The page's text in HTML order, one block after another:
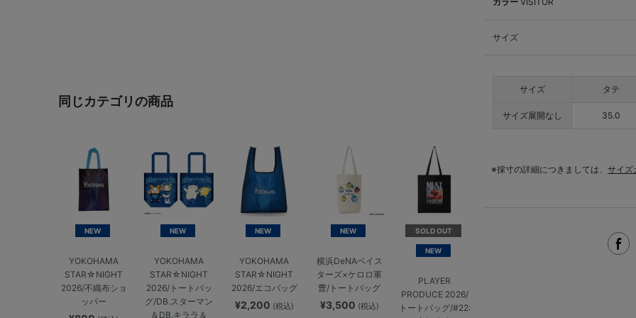
同じカテゴリの商品
NEW
YOKOHAMA
STAR☆NIGHT
2026/不織布ショ
ッパー
NEW
YOKOHAMA
STAR☆NIGHT
2026/トートバッ
グ/DB.スターマン
＆DB.キララ＆
NEW
YOKOHAMA
STAR☆NIGHT
2026/エコバッグ
¥2,200 (税込)
NEW
横浜DeNAベイス
ターズ×ケロロ軍
曹/トートバッグ
¥3,500 (税込)
SOLD OUT
NEW
PLAYER
PRODUCE 2026/
トートバッグ/#22:
サイズ
サイズ タテ
サイズ展開なし 35.0
※採寸の詳細につきましては、 サイズ